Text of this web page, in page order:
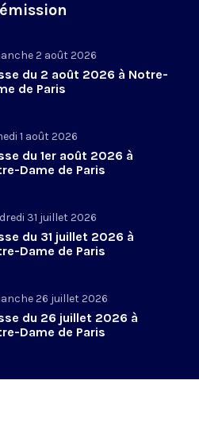
2 août 2026
du 2 août 2026 à Notre-
de Paris
1 août 2026
du 1er août 2026 à
Dame de Paris
31 juillet 2026
du 31 juillet 2026 à
Dame de Paris
26 juillet 2026
du 26 juillet 2026 à
Dame de Paris